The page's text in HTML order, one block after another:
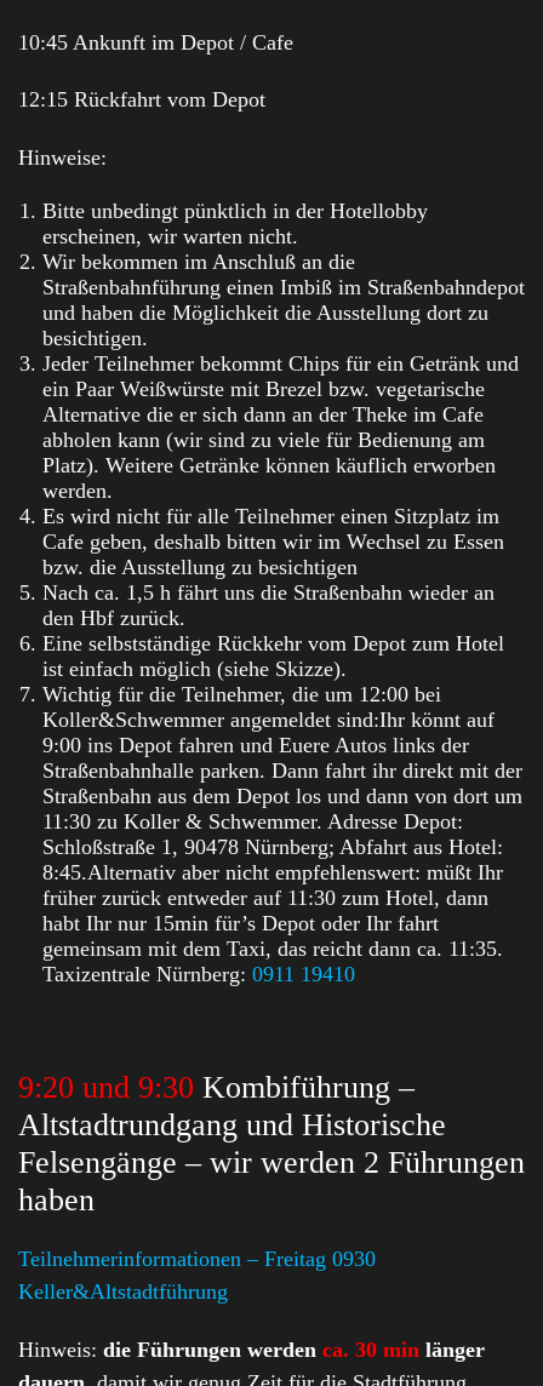
10:45 Ankunft im Depot / Cafe
12:15 Rückfahrt vom Depot
Hinweise:
Bitte unbedingt pünktlich in der Hotellobby
erscheinen, wir warten nicht.
Wir bekommen im Anschluß an die
Straßenbahnführung einen Imbiß im Straßenbahndepot
und haben die Möglichkeit die Ausstellung dort zu
besichtigen.
Jeder Teilnehmer bekommt Chips für ein Getränk und
ein Paar Weißwürste mit Brezel bzw. vegetarische
Alternative die er sich dann an der Theke im Cafe
abholen kann (wir sind zu viele für Bedienung am
Platz). Weitere Getränke können käuflich erworben
werden.
Es wird nicht für alle Teilnehmer einen Sitzplatz im
Cafe geben, deshalb bitten wir im Wechsel zu Essen
bzw. die Ausstellung zu besichtigen
Nach ca. 1,5 h fährt uns die Straßenbahn wieder an
den Hbf zurück.
Eine selbstständige Rückkehr vom Depot zum Hotel
ist einfach möglich (siehe Skizze).
Wichtig für die Teilnehmer, die um 12:00 bei
Koller&Schwemmer angemeldet sind:Ihr könnt auf
9:00 ins Depot fahren und Euere Autos links der
Straßenbahnhalle parken. Dann fahrt ihr direkt mit der
Straßenbahn aus dem Depot los und dann von dort um
11:30 zu Koller & Schwemmer. Adresse Depot:
Schloßstraße 1, 90478 Nürnberg; Abfahrt aus Hotel:
8:45.Alternativ aber nicht empfehlenswert: müßt Ihr
früher zurück entweder auf 11:30 zum Hotel, dann
habt Ihr nur 15min für’s Depot oder Ihr fahrt
gemeinsam mit dem Taxi, das reicht dann ca. 11:35.
Taxizentrale Nürnberg: 0911 19410
9:20 und 9:30 Kombiführung –
Altstadtrundgang und Historische
Felsengänge – wir werden 2 Führungen
haben
Teilnehmerinformationen – Freitag 0930
Keller&Altstadtführung
Hinweis: die Führungen werden ca. 30 min länger